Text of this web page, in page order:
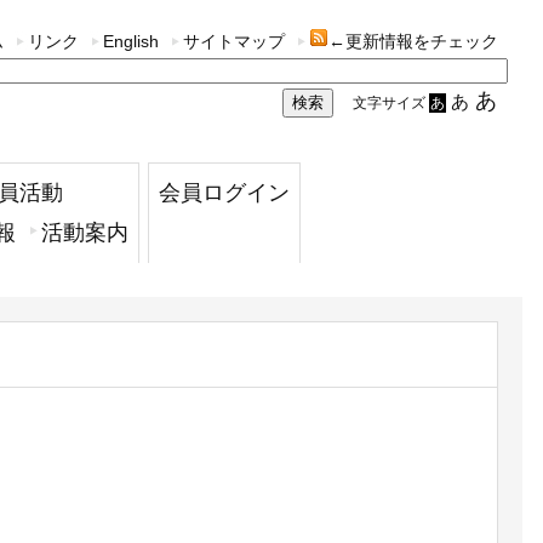
リンク English サイトマップ ←更新情報をチェック
文字サイズ あ あ あ
活動
活動案内
会員ログイン